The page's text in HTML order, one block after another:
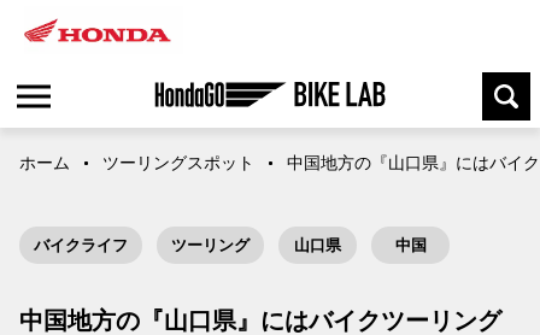
ホーム ツーリングスポット 中国地方の『山口県』にはバイ
バイクライフ ツーリング 山口県 中国
中国地方の『山口県』にはバイクツーリング